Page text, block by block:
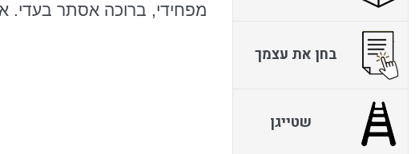
מפחידי, ברוכה אסתר בעדי.
בחן את עצמך
שטייגן